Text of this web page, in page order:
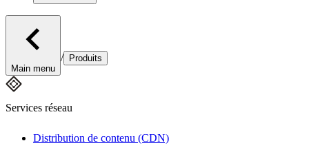
Main menu
/ Produits
Services réseau
Distribution de contenu (CDN)